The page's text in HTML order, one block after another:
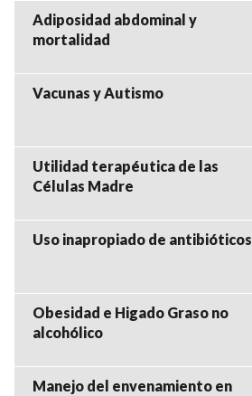
Adiposidad abdominal y
mortalidad
Vacunas y Autismo
Utilidad terapéutica de las
Células Madre
Uso inapropiado de antibióticos
Obesidad e Higado Graso no
alcohólico
Manejo del envenamiento en